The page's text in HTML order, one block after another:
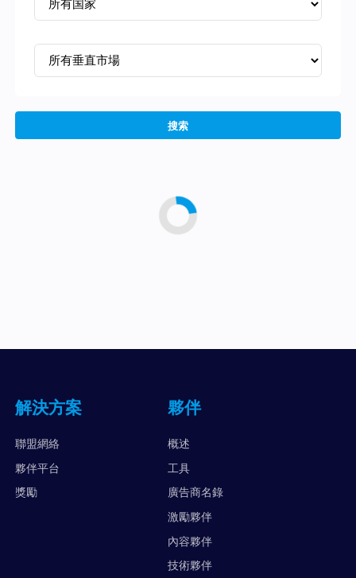
搜索
解決方案
聯盟網絡
夥伴平台
獎勵
夥伴
概述
工具
廣告商名錄
激勵夥伴
內容夥伴
技術夥伴